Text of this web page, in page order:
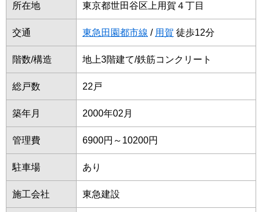
所在地 東京都世田谷区上用賀４丁目
交通 東急田園都市線 / 用賀 徒歩12分
階数/構造 地上3階建て/鉄筋コンクリート
総戸数 22戸
築年月 2000年02月
管理費 6900円～10200円
駐車場 あり
施工会社 東急建設